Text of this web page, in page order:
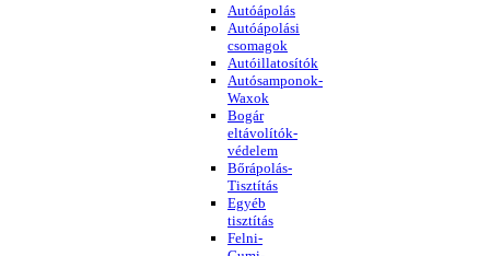
Autóápolás
Autóápolási
csomagok
Autóillatosítók
Autósamponok-
Waxok
Bogár
eltávolítók-
védelem
Bőrápolás-
Tisztítás
Egyéb
tisztítás
Felni-